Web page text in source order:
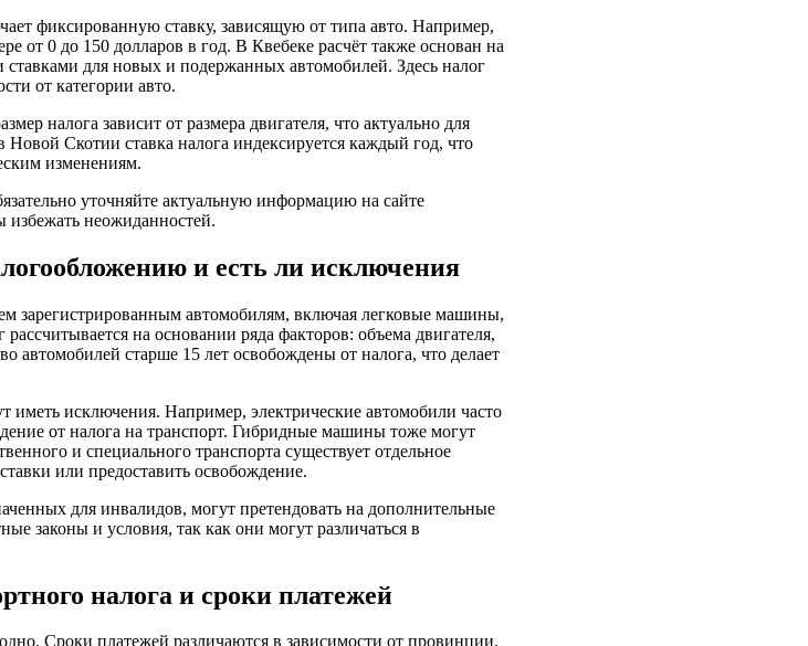
фиксированную ставку, зависящую от типа авто. Например,
от 0 до 150 долларов в год. В Квебеке расчёт также основан на
ставками для новых и подержанных автомобилей. Здесь налог
от категории авто.
налога зависит от размера двигателя, что актуально для
Скотии ставка налога индексируется каждый год, что
изменениям.
уточняйте актуальную информацию на сайте
избежать неожиданностей.
и есть ли исключения
зарегистрированным автомобилям, включая легковые машины,
на основании ряда факторов: объема двигателя,
автомобилей старше 15 лет освобождены от налога, что делает
иметь исключения. Например, электрические автомобили часто
от налога на транспорт. Гибридные машины тоже могут
и специального транспорта существует отдельное
или предоставить освобождение.
для инвалидов, могут претендовать на дополнительные
законы и условия, так как они могут различаться в
налога и сроки платежей
Сроки платежей различаются в зависимости от провинции.